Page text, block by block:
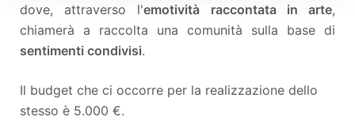
dove, attraverso l'emotività raccontata in arte,
chiamerà a raccolta una comunità sulla base di
sentimenti condivisi.
Il budget che ci occorre per la realizzazione dello
stesso è 5.000 €.